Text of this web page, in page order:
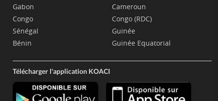
Gabon
Congo
Sénégal
Bénin
Cameroun
Congo (RDC)
Guinée
Guinée Equatorial
Télécharger l'application KOACI